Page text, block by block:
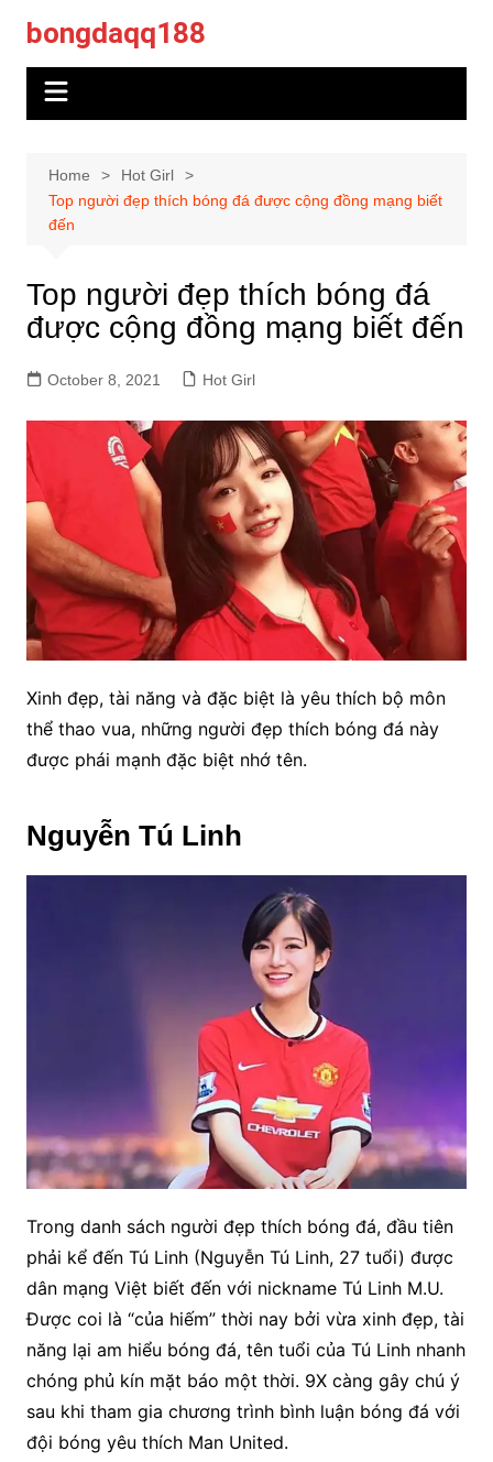
content
bongdaqq188
Home
Hot Girl
Top người đẹp thích bóng đá được cộng đồng mạng biết
đến
Top người đẹp thích bóng đá
được cộng đồng mạng biết đến
October 8, 2021 Hot Girl
Xinh đẹp, tài năng và đặc biệt là yêu thích bộ môn
thể thao vua, những người đẹp thích bóng đá này
được phái mạnh đặc biệt nhớ tên.
Nguyễn Tú Linh
Trong danh sách người đẹp thích bóng đá, đầu tiên
phải kể đến Tú Linh (Nguyễn Tú Linh, 27 tuổi) được
dân mạng Việt biết đến với nickname Tú Linh M.U.
Được coi là “của hiếm” thời nay bởi vừa xinh đẹp, tài
năng lại am hiểu bóng đá, tên tuổi của Tú Linh nhanh
chóng phủ kín mặt báo một thời. 9X càng gây chú ý
sau khi tham gia chương trình bình luận bóng đá với
đội bóng yêu thích Man United.